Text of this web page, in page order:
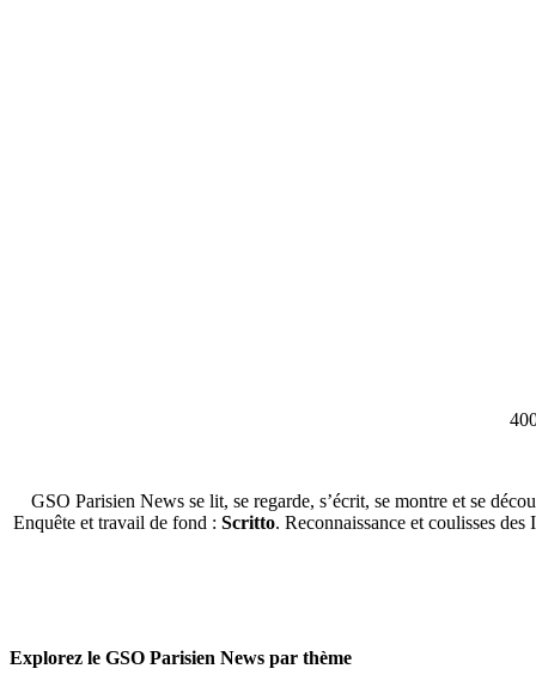
GSO Parisien News se lit, se regarde, s’écrit, se montre et se
Enquête et travail de fond : Scritto. Reconnaissance et coulisses
Explorez le GSO Parisien News par thème